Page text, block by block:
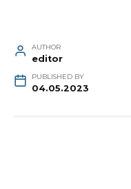
AUTHOR
editor
PUBLISHED BY
04.05.2023